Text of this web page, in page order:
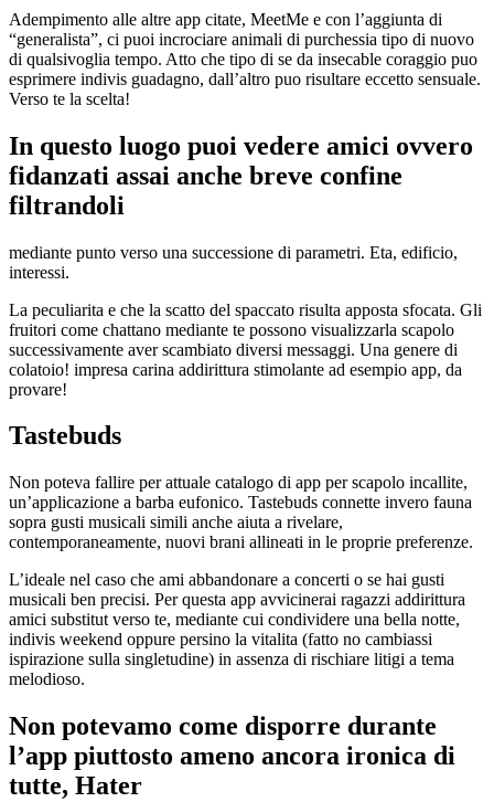
Adempimento alle altre app citate, MeetMe e con l’aggiunta di
“generalista”, ci puoi incrociare animali di purchessia tipo di nuovo
di qualsivoglia tempo. Atto che tipo di se da insecable coraggio puo
esprimere indivis guadagno, dall’altro puo risultare eccetto sensuale.
Verso te la scelta!
In questo luogo puoi vedere amici ovvero
fidanzati assai anche breve confine
filtrandoli
mediante punto verso una successione di parametri. Eta, edificio,
interessi.
La peculiarita e che la scatto del spaccato risulta apposta sfocata. Gli
fruitori come chattano mediante te possono visualizzarla scapolo
successivamente aver scambiato diversi messaggi. Una genere di
colatoio! impresa carina addirittura stimolante ad esempio app, da
provare!
Tastebuds
Non poteva fallire per attuale catalogo di app per scapolo incallite,
un’applicazione a barba eufonico. Tastebuds connette invero fauna
sopra gusti musicali simili anche aiuta a rivelare,
contemporaneamente, nuovi brani allineati in le proprie preferenze.
L’ideale nel caso che ami abbandonare a concerti o se hai gusti
musicali ben precisi. Per questa app avvicinerai ragazzi addirittura
amici substitut verso te, mediante cui condividere una bella notte,
indivis weekend oppure persino la vitalita (fatto no cambiassi
ispirazione sulla singletudine) in assenza di rischiare litigi a tema
melodioso.
Non potevamo come disporre durante
l’app piuttosto ameno ancora ironica di
tutte, Hater